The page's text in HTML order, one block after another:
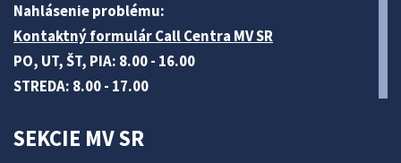
Nahlásenie problému:
Kontaktný formulár Call Centra MV SR
PO, UT, ŠT, PIA: 8.00 - 16.00
STREDA: 8.00 - 17.00
SEKCIE MV SR